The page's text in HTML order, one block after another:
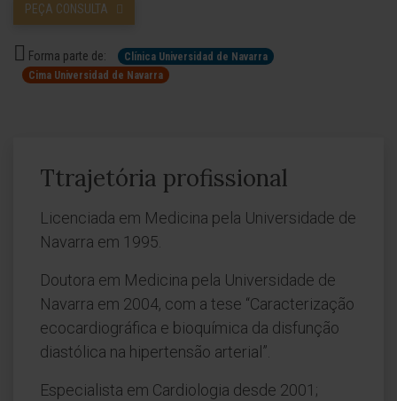
PEÇA CONSULTA
Forma parte de:
Clínica Universidad de Navarra
Cima Universidad de Navarra
Ttrajetória profissional
Licenciada em Medicina pela Universidade de
Navarra em 1995.
Doutora em Medicina pela Universidade de
Navarra em 2004, com a tese “Caracterização
ecocardiográfica e bioquímica da disfunção
diastólica na hipertensão arterial”.
Especialista em Cardiologia desde 2001;